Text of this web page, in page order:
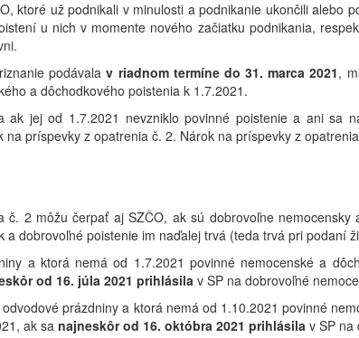
ktoré už podnikali v minulosti a podnikanie ukončili alebo
u nich v momente nového začiatku podnikania,
podávalav riadnom termíne do 31. marca 2021,
a dôchodkového poistenia k 1.7.2021.
ak jej od 1.7.2021 nevzniklo povinné poistenie a ani sa
príspevky z opatrenia č. 2. Nárok na príspevky z
2 môžu čerpať aj SZČO, ak sú dobrovoľne
dobrovoľné poistenie im naďalej trvá (teda trvá pri podaní
a ktorá nemá od 1.7.2021 povinné nemocenské a
od 16. júla 2021 prihlásila v SP na dobrovoľné
prázdniny a ktorá nemá od 1.10.2021 povinné
ak sa najneskôr od 16. októbra 2021 prihlásila v SP na